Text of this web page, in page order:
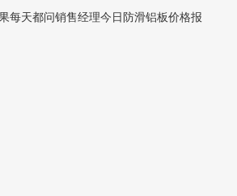
天都问销售经理今日防滑铝板价格报